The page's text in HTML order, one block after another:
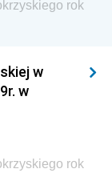
Funduszy i
i
rok
w
w
rok